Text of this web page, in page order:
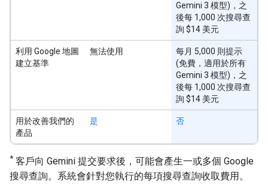
Gemini 3 模型)，之
後每 1,000 次搜尋查
詢 $14 美元
利用 Google 地圖
建立基準
無法使用
每月 5,000 則提示
(免費，適用於所有
Gemini 3 模型)，之
後每 1,000 次搜尋查
詢 $14 美元
用於改善我們的
產品
是 否
* 客戶向 Gemini 提交要求後，可能會產生一或多個 Google
搜尋查詢。系統會針對您執行的每項搜尋查詢收取費用。